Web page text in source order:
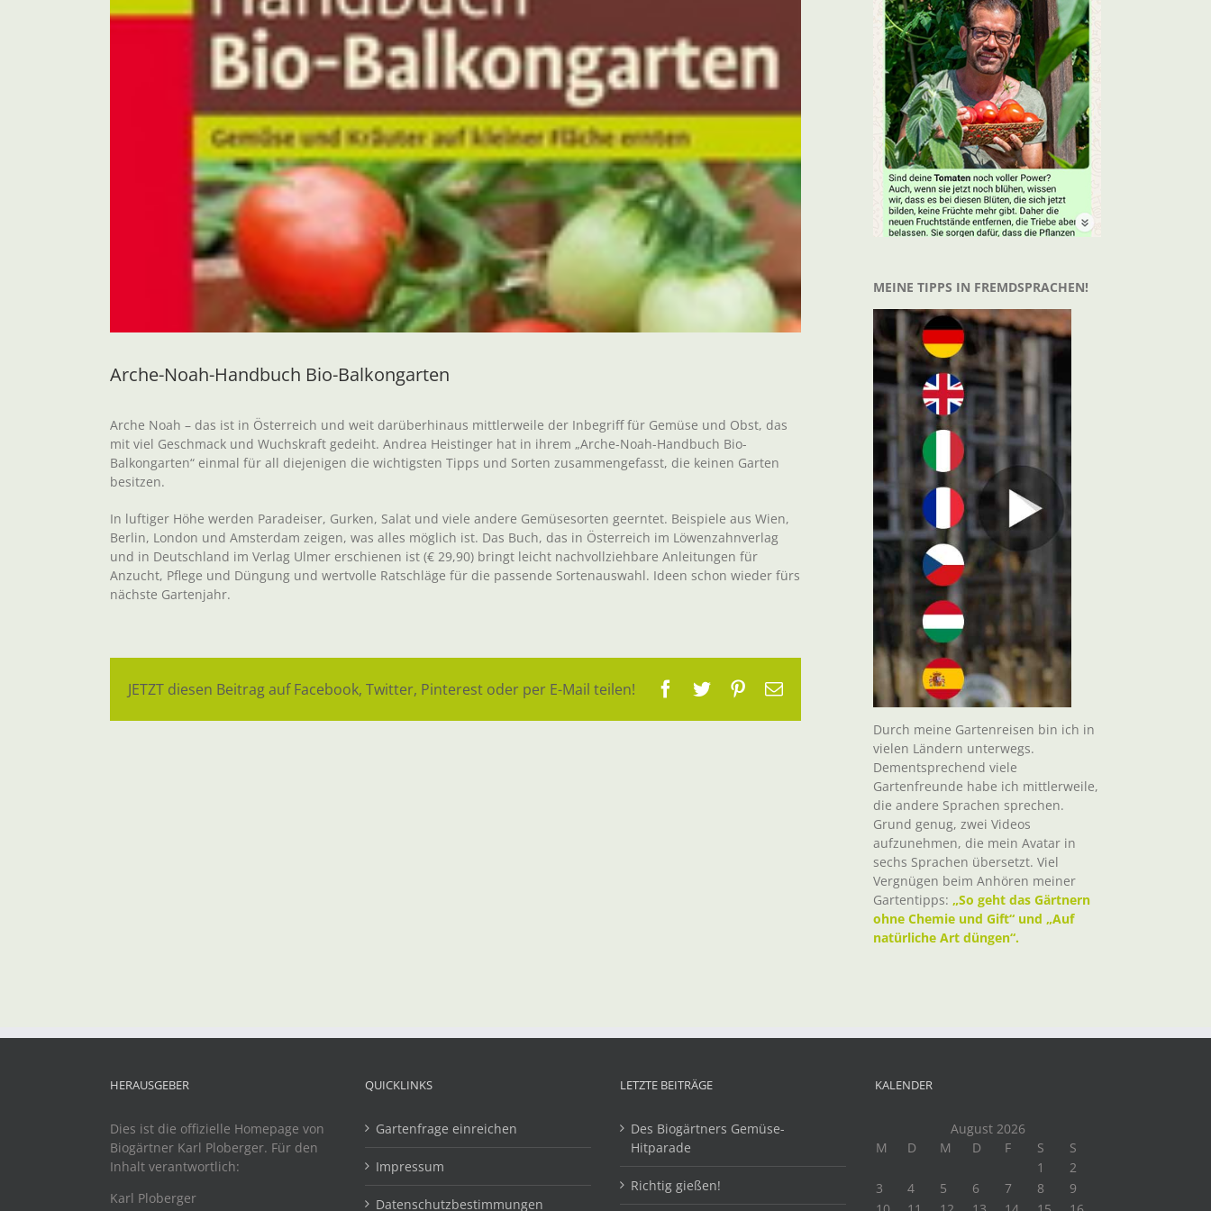
Arche-Noah-Handbuch Bio-Balkongarten
Arche Noah – das ist in Österreich und weit darüberhinaus mittlerweile der Inbegriff für Gemüse und Obst, das
mit viel Geschmack und Wuchskraft gedeiht. Andrea Heistinger hat in ihrem „Arche-Noah-Handbuch Bio-
Balkongarten“ einmal für all diejenigen die wichtigsten Tipps und Sorten zusammengefasst, die keinen Garten
besitzen.
In luftiger Höhe werden Paradeiser, Gurken, Salat und viele andere Gemüsesorten geerntet. Beispiele aus Wien,
Berlin, London und Amsterdam zeigen, was alles möglich ist. Das Buch, das in Österreich im Löwenzahnverlag
und in Deutschland im Verlag Ulmer erschienen ist (€ 29,90) bringt leicht nachvollziehbare Anleitungen für
Anzucht, Pflege und Düngung und wertvolle Ratschläge für die passende Sortenauswahl. Ideen schon wieder fürs
nächste Gartenjahr.
JETZT diesen Beitrag auf Facebook, Twitter, Pinterest oder per E-Mail teilen! Facebook
TwitterPinterest
E-
MEINE TIPPS IN FREMDSPRACHEN!
Durch meine Gartenreisen bin ich in
vielen Ländern unterwegs.
Dementsprechend viele
Gartenfreunde habe ich mittlerweile,
die andere Sprachen sprechen.
Grund genug, zwei Videos
aufzunehmen, die mein Avatar in
sechs Sprachen übersetzt. Viel
Vergnügen beim Anhören meiner
Gartentipps: „So geht das Gärtnern
ohne Chemie und Gift“ und „Auf
natürliche Art düngen“.
HERAUSGEBER
Dies ist die offizielle Homepage von
Biogärtner Karl Ploberger. Für den
Inhalt verantwortlich:
Karl Ploberger
QUICKLINKS
Gartenfrage einreichen
Impressum
Datenschutzbestimmungen
LETZTE BEITRÄGE
Des Biogärtners Gemüse-
Hitparade
Richtig gießen!
KALENDER
August 2026
M
D M D F S
S
1
2
3
4 5 6 7 8
9